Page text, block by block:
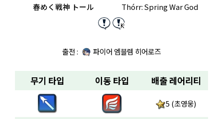
春めく戦神 トール Thórr: Spring War God
출전 : 파이어 엠블렘 히어로즈
무기 타입 이동 타입 배출 레어리티
5 (초영웅)